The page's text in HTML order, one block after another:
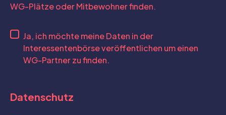
WG-Plätze oder Mitbewohner finden.
Ja, ich möchte meine Daten in der
Interessentenbörse veröffentlichen um einen
WG-Partner zu finden.
Datenschutz